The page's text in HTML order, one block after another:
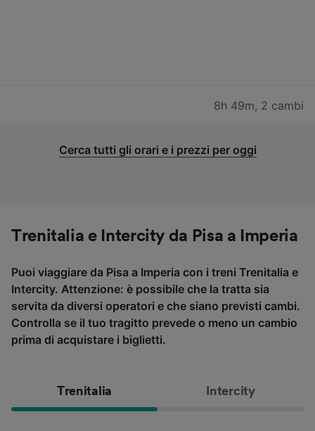
8h 49m, 2 cambi
Cerca tutti gli orari e i prezzi per oggi
Trenitalia e Intercity da Pisa a Imperia
Puoi viaggiare da Pisa a Imperia con i treni Trenitalia e
Intercity. Attenzione: è possibile che la tratta sia
servita da diversi operatori e che siano previsti cambi.
Controlla se il tuo tragitto prevede o meno un cambio
prima di acquistare i biglietti.
Trenitalia Intercity